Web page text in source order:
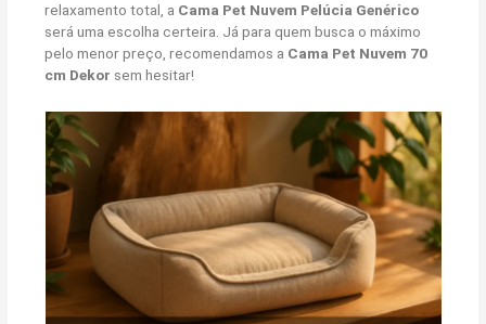
relaxamento total, a Cama Pet Nuvem Pelúcia Genérico
será uma escolha certeira. Já para quem busca o máximo
pelo menor preço, recomendamos a Cama Pet Nuvem 70
cm Dekor sem hesitar!